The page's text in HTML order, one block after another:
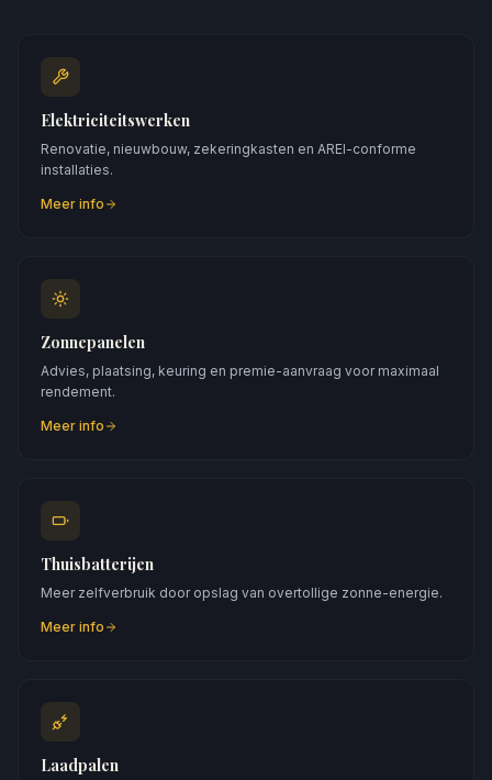
Elektriciteitswerken
Renovatie, nieuwbouw, zekeringkasten en AREI-conforme
installaties.
Meer info
Zonnepanelen
Advies, plaatsing, keuring en premie-aanvraag voor maximaal
rendement.
Meer info
Thuisbatterijen
Meer zelfverbruik door opslag van overtollige zonne-energie.
Meer info
Laadpalen